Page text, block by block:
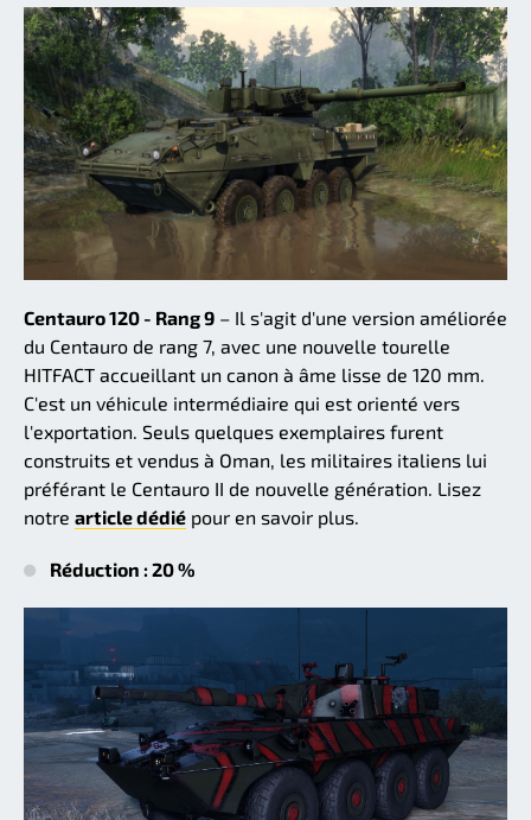
Centauro 120 - Rang 9 – Il s'agit d'une version améliorée
du Centauro de rang 7, avec une nouvelle tourelle
HITFACT accueillant un canon à âme lisse de 120 mm.
C'est un véhicule intermédiaire qui est orienté vers
l'exportation. Seuls quelques exemplaires furent
construits et vendus à Oman, les militaires italiens lui
préférant le Centauro II de nouvelle génération. Lisez
notre article dédié pour en savoir plus.
Réduction : 20 %